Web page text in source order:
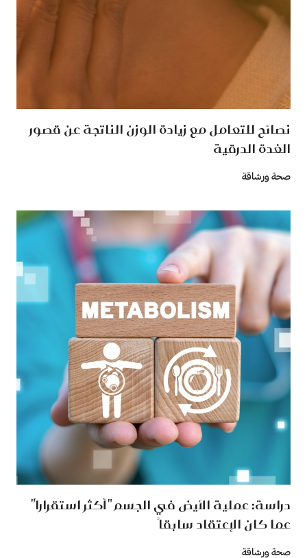
نصائح للتعامل مع زيادة الوزن الناتجة عن قصور
الغدة الدرقية
صحة ورشاقة
دراسة: عملية الأيض في الجسم "أكثر استقراراً"
عما كان الإعتقاد سابقاً
صحة ورشاقة